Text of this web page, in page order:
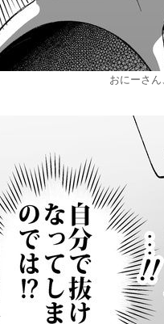
おにーさ